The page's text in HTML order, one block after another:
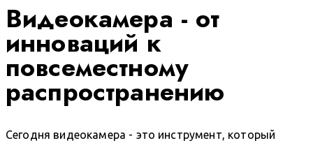
Видеокамера - от
инноваций к
повсеместному
распространению
Сегодня видеокамера - это инструмент, который